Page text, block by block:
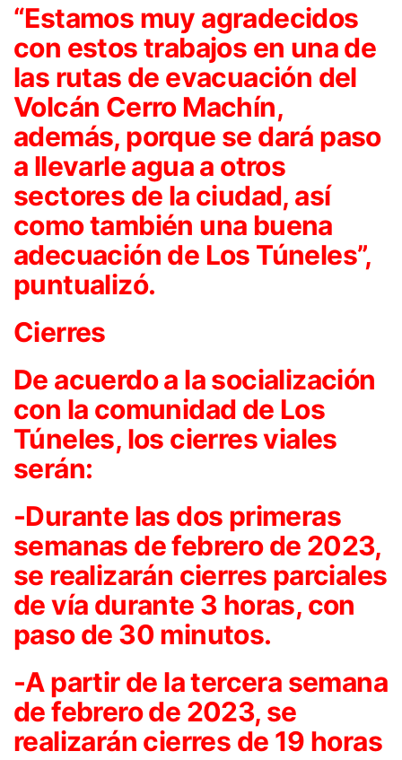
“Estamos muy agradecidos
con estos trabajos en una de
las rutas de evacuación del
Volcán Cerro Machín,
además, porque se dará paso
a llevarle agua a otros
sectores de la ciudad, así
como también una buena
adecuación de Los Túneles”,
puntualizó.
Cierres
De acuerdo a la socialización
con la comunidad de Los
Túneles, los cierres viales
serán:
-Durante las dos primeras
semanas de febrero de 2023,
se realizarán cierres parciales
de vía durante 3 horas, con
paso de 30 minutos.
-A partir de la tercera semana
de febrero de 2023, se
realizarán cierres de 19 horas